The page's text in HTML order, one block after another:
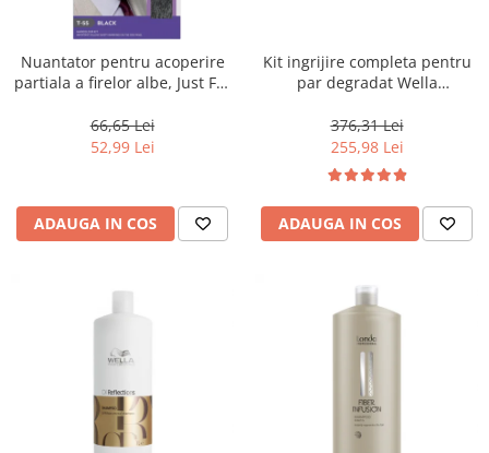
Nuantator pentru acoperire
partiala a firelor albe, Just For
Grey, 40 g
66,65 Lei
52,99 Lei
ADAUGA IN COS
Kit ingrijire completa pentru
par degradat Wella
Salon Size
376,31 Lei
255,98 Lei
ADAUGA IN COS